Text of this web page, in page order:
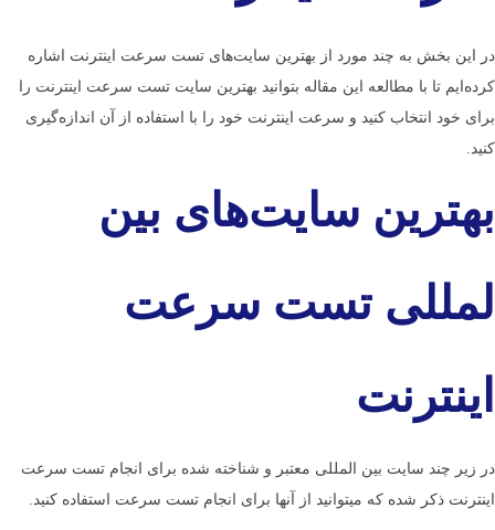
در این بخش به چند مورد از بهترین سایت‌های تست سرعت اینترنت اشاره
کرده‌ایم تا با مطالعه این مقاله بتوانید بهترین سایت تست سرعت اینترنت را
برای خود انتخاب کنید و سرعت اینترنت خود را با استفاده از آن اندازه‌گیری
کنید.
بهترین سایت‌های بین­‌
لمللی تست سرعت
اینترنت
در زیر چند سایت بین المللی معتبر و شناخته شده برای انجام تست سرعت
اینترنت ذکر شده که می­توانید از آن­ها برای انجام تست سرعت استفاده کنید.